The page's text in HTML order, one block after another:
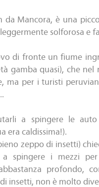
da Mancora, è una
solforosa e
di fronte un fiume
gamba quasi), che
ma per i turisti
a spingere le
era caldissima!).
zeppo di insetti)
spingere i mezzi
profondo,
insetti, non è molto